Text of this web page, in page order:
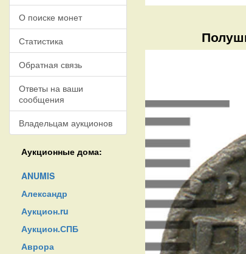
О поиске монет
Статистика
Обратная связь
Ответы на ваши
сообщения
Владельцам аукционов
Аукционные дома:
ANUMIS
Александр
Аукцион.ru
Аукцион.СПБ
Аврора